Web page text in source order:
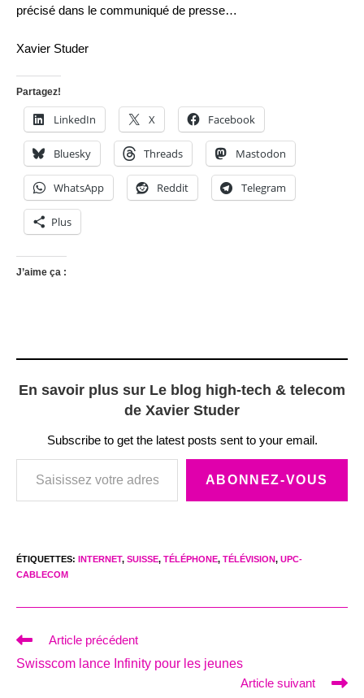
précisé dans le communiqué de presse…
Xavier Studer
Partagez!
LinkedIn X Facebook
Bluesky Threads Mastodon
WhatsApp Reddit Telegram
Plus
J’aime ça :
En savoir plus sur Le blog high-tech & telecom
de Xavier Studer
Subscribe to get the latest posts sent to your email.
Saisissez votre adresse e-mail…
ABONNEZ-VOUS
ÉTIQUETTES: INTERNET, SUISSE, TÉLÉPHONE, TÉLÉVISION, UPC-
CABLECOM
Read
articles
Article précédent
Swisscom lance Infinity pour les jeunes
Article suivant